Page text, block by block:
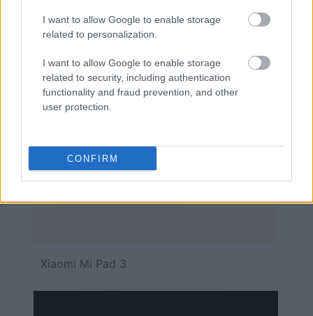
I want to allow Google to enable storage
related to personalization.
I want to allow Google to enable storage
related to security, including authentication
functionality and fraud prevention, and other
user protection.
CONFIRM
Xiaomi Mi Pad 3